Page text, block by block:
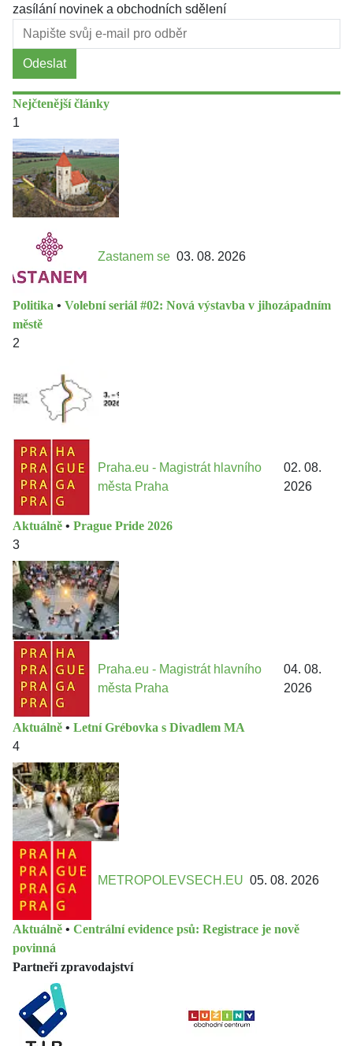
zasílání novinek a obchodních sdělení
Odeslat
Nejčtenější články
1
Zastanem se 03. 08. 2026
Politika • Volební seriál #02: Nová výstavba v jihozápadním
městě
2
Praha.eu - Magistrát hlavního
města Praha
02. 08.
2026
Aktuálně • Prague Pride 2026
3
Praha.eu - Magistrát hlavního
města Praha
04. 08.
2026
Aktuálně • Letní Grébovka s Divadlem MA
4
METROPOLEVSECH.EU 05. 08. 2026
Aktuálně • Centrální evidence psů: Registrace je nově
povinná
Partneři zpravodajství